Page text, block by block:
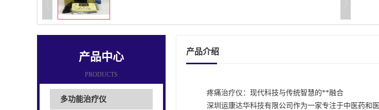
产品中心
PRODUCTS
多功能治疗仪
产品介绍
疼痛治疗仪：现代科技与传统智慧的**融合
深圳运康达华科技有限公司作为一家专注于中医药和